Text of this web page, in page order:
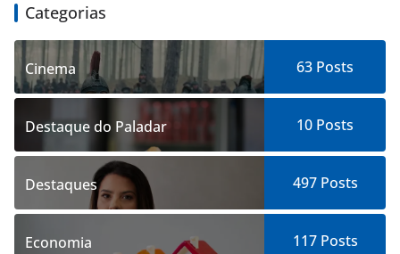
Categorias
Cinema 63 Posts
Destaque do Paladar 10 Posts
Destaques 497Posts
Economia 117Posts